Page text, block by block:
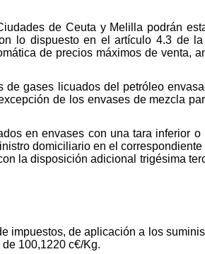
de Ceuta y Melilla podrán
lo dispuesto en el artículo 4.3 de
de precios máximos de venta,
gases licuados del petróleo
de los envases de mezcla
en envases con una tara inferior o
domiciliario en el correspondiente
la disposición adicional trigésima
impuestos, de aplicación a los
100,1220 c€/Kg.